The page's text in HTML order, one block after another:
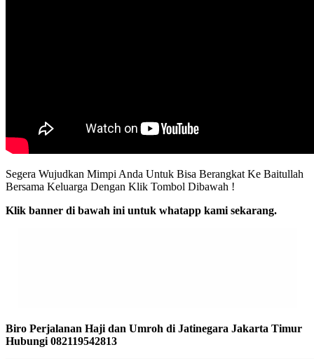
Segera Wujudkan Mimpi Anda Untuk Bisa Berangkat Ke Baitullah
Bersama Keluarga Dengan Klik Tombol Dibawah !
Klik banner di bawah ini untuk whatapp kami sekarang.
Biro Perjalanan Haji dan Umroh di Jatinegara Jakarta Timur
Hubungi 082119542813